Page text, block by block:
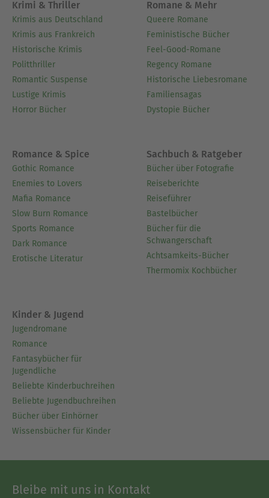
sein!“ zu widerlegen.
Ausblenden
Krimi & Thriller
Krimis aus Deutschland
Krimis aus Frankreich
Historische Krimis
Politthriller
Romantic Suspense
Lustige Krimis
Horror Bücher
Romane & Mehr
Queere Romane
Feministische Bücher
Feel-Good-Romane
Regency Romane
Historische Liebesromane
Familiensagas
Dystopie Bücher
Romance & Spice
Gothic Romance
Enemies to Lovers
Mafia Romance
Slow Burn Romance
Sports Romance
Dark Romance
Erotische Literatur
Sachbuch & Ratgeber
Bücher über Fotografie
Reiseberichte
Reiseführer
Bastelbücher
Bücher für die
Schwangerschaft
Achtsamkeits-Bücher
Thermomix Kochbücher
Kinder & Jugend
Jugendromane
Romance
Fantasybücher für
Jugendliche
Beliebte Kinderbuchreihen
Beliebte Jugendbuchreihen
Bücher über Einhörner
Wissensbücher für Kinder
Bleibe mit uns in Kontakt